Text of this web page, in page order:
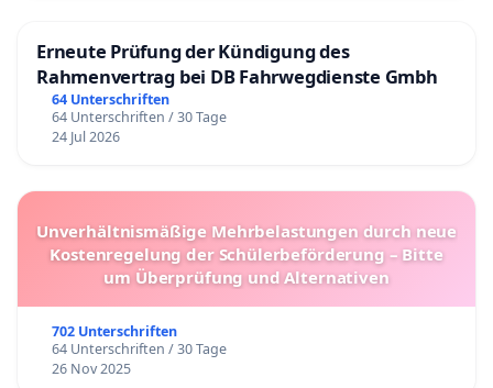
Erneute Prüfung der Kündigung des
Rahmenvertrag bei DB Fahrwegdienste Gmbh
64 Unterschriften
64 Unterschriften / 30 Tage
24 Jul 2026
Unverhältnismäßige Mehrbelastungen durch neue
Kostenregelung der Schülerbeförderung – Bitte
um Überprüfung und Alternativen
702 Unterschriften
64 Unterschriften / 30 Tage
26 Nov 2025